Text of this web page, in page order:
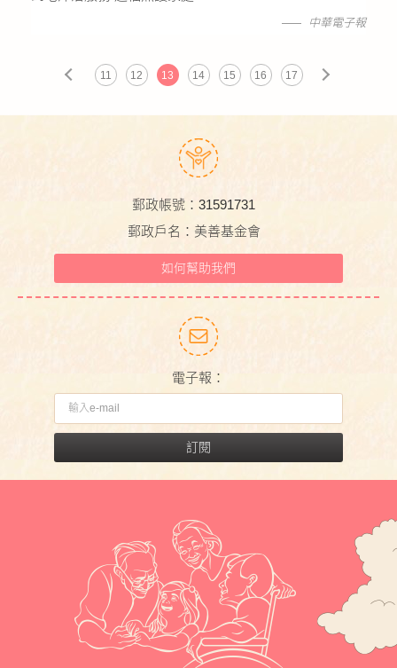
中華電子報
11 12 13 14 15 16 17
郵政帳號：31591731
郵政戶名：美善基金會
如何幫助我們
電子報：
訂閱